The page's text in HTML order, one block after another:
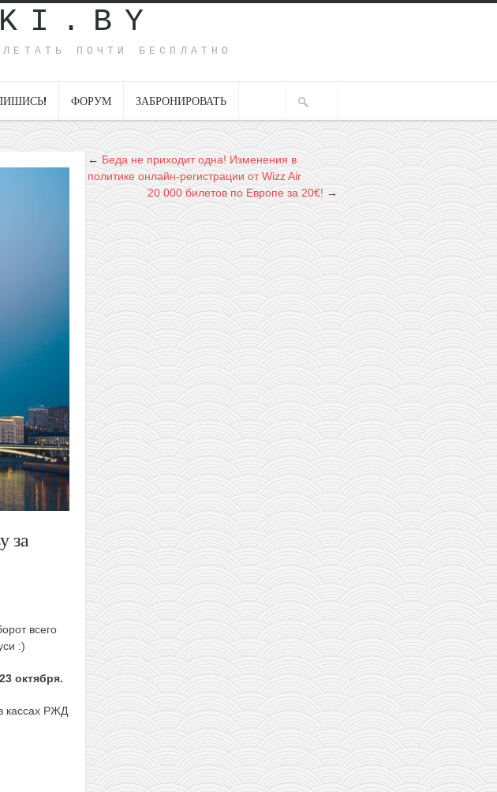
ПОЧТИ БЕСПЛАТНО
ФОРУМ ЗАБРОНИРОВАТЬ
за
всего
:)
октября.
кассах РЖД
←Беда не приходит одна! Изменения в
политике онлайн-регистрации от Wizz Air
20 000 билетов по Европе за 20€! →